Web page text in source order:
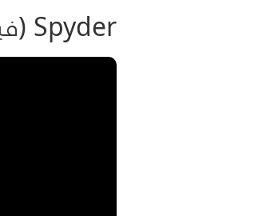
Spyder (فيلم هندي تشويقي 2017)